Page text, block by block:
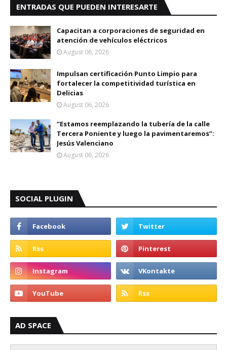
ENTRADAS QUE PUEDEN INTERESARTE
Capacitan a corporaciones de seguridad en
atención de vehículos eléctricos
August 06, 2026
Impulsan certificación Punto Limpio para
fortalecer la competitividad turística en
Delicias
August 06, 2026
“Estamos reemplazando la tubería de la calle
Tercera Poniente y luego la pavimentaremos”:
Jesús Valenciano
August 06, 2026
SOCIAL PLUGIN
AD SPACE